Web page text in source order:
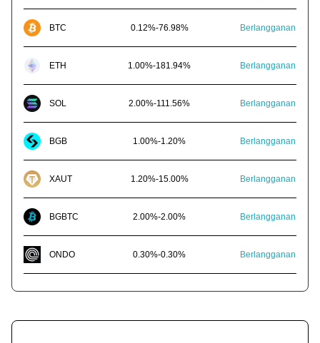
BTC 0.12%-76.98% Berlangganan
ETH 1.00%-181.94% Berlangganan
SOL 2.00%-111.56% Berlangganan
BGB 1.00%-1.20% Berlangganan
XAUT 1.20%-15.00% Berlangganan
BGBTC 2.00%-2.00% Berlangganan
ONDO 0.30%-0.30% Berlangganan